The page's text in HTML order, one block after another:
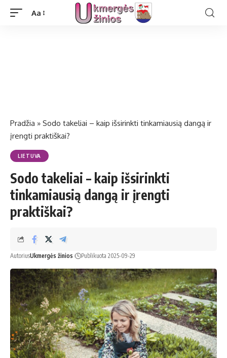
Aa
Pradžia » Sodo takeliai – kaip išsirinkti tinkamiausią dangą ir
įrengti praktiškai?
LIETUVA
Sodo takeliai – kaip išsirinkti
tinkamiausią dangą ir įrengti
praktiškai?
AutoriusUkmergės žinios Publikuota 2025-09-29